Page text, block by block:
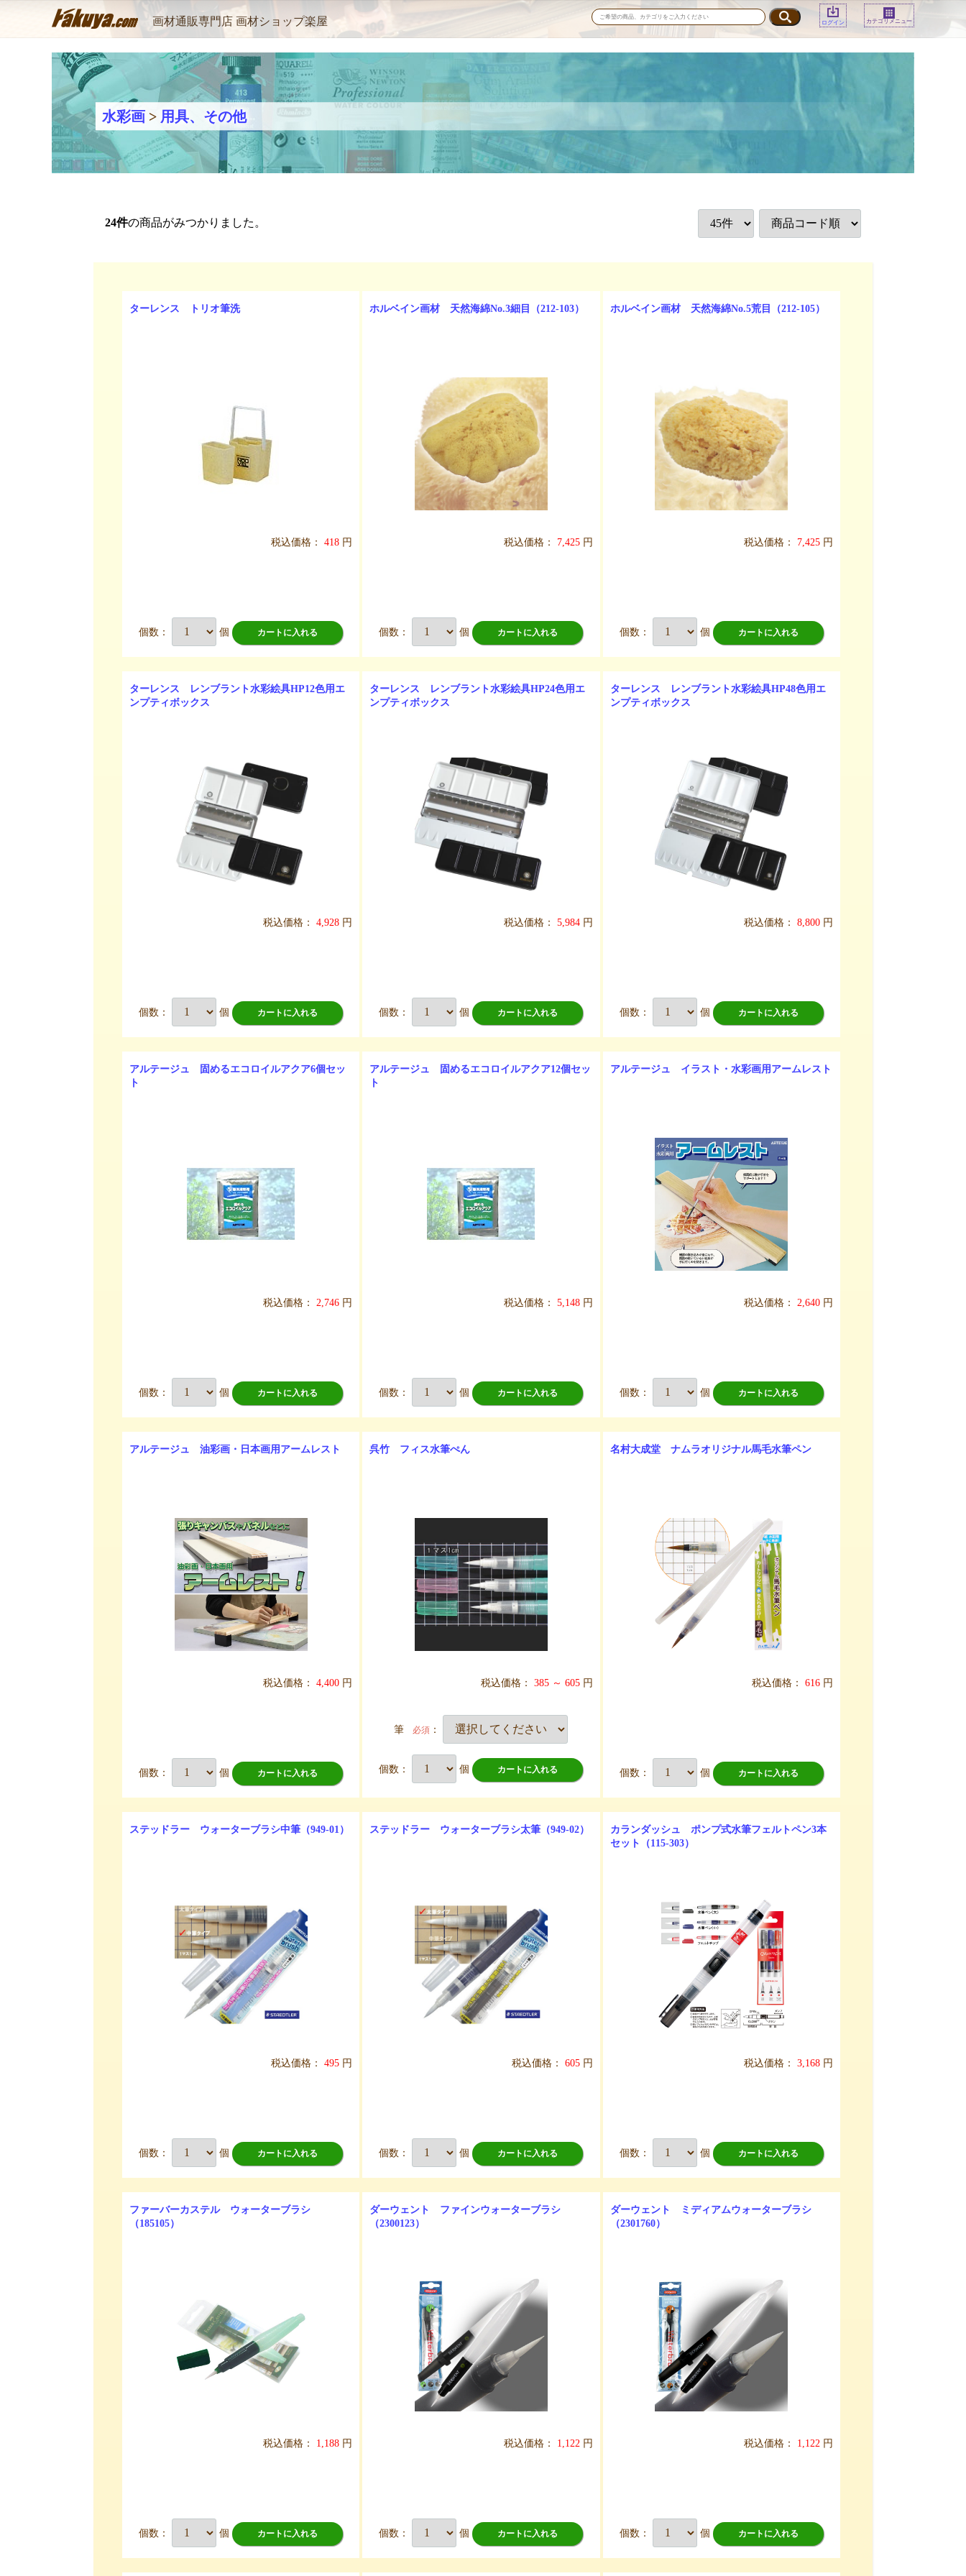
画材通販専門店 画材ショップ楽屋 ログイン カテゴリメニュー
水彩画 > 用具、その他
24件の商品がみつかりました。
ターレンス トリオ筆洗
税込価格： 418 円
個数： 個 カートに入れる
ホルベイン画材 天然海綿No.3細目（212-103）
税込価格： 7,425 円
個数： 個 カートに入れる
ホルベイン画材 天然海綿No.5荒目（212-105）
税込価格： 7,425 円
個数： 個 カートに入れる
ターレンス レンブラント水彩絵具HP12色用エ
ンプティボックス
税込価格： 4,928 円
個数： 個 カートに入れる
ターレンス レンブラント水彩絵具HP24色用エ
ンプティボックス
税込価格： 5,984 円
個数： 個 カートに入れる
ターレンス レンブラント水彩絵具HP48色用エ
ンプティボックス
税込価格： 8,800 円
個数： 個 カートに入れる
アルテージュ 固めるエコロイルアクア6個セッ
ト
税込価格： 2,746 円
個数： 個 カートに入れる
アルテージュ 固めるエコロイルアクア12個セッ
ト
税込価格： 5,148 円
個数： 個 カートに入れる
アルテージュ イラスト・水彩画用アームレスト
税込価格： 2,640 円
個数： 個 カートに入れる
アルテージュ 油彩画・日本画用アームレスト
税込価格： 4,400 円
個数： 個 カートに入れる
呉竹 フィス水筆ぺん
税込価格： 385 ～ 605 円
筆 必須 ：
個数： 個 カートに入れる
名村大成堂 ナムラオリジナル馬毛水筆ペン
税込価格： 616 円
個数： 個 カートに入れる
ステッドラー ウォーターブラシ中筆（949-01）
税込価格： 495 円
個数： 個 カートに入れる
ステッドラー ウォーターブラシ太筆（949-02）
税込価格： 605 円
個数： 個 カートに入れる
カランダッシュ ポンプ式水筆フェルトペン3本
セット（115-303）
税込価格： 3,168 円
個数： 個 カートに入れる
ファーバーカステル ウォーターブラシ
（185105）
税込価格： 1,188 円
個数： 個 カートに入れる
ダーウェント ファインウォーターブラシ
（2300123）
税込価格： 1,122 円
個数： 個 カートに入れる
ダーウェント ミディアムウォーターブラシ
（2301760）
税込価格： 1,122 円
個数： 個 カートに入れる